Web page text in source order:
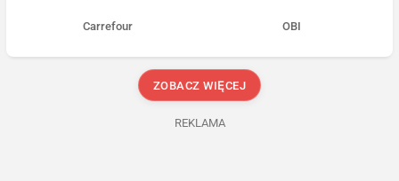
Carrefour OBI
ZOBACZ WIĘCEJ
REKLAMA